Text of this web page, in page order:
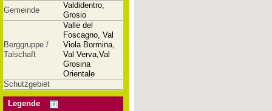
Gemeinde
Valdidentro,
Grosio
Berggruppe /
Talschaft
Valle del
Foscagno, Val
Viola Bormina,
Val Verva,Val
Grosina
Orientale
Schutzgebiet
Legende